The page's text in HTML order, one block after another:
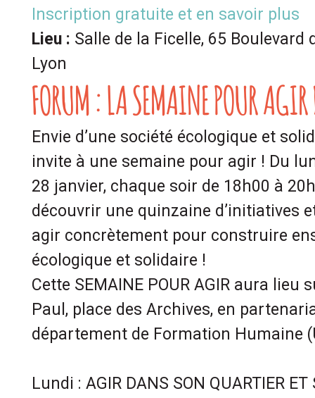
Inscription gratuite et en savoir plus
Lieu : Salle de la Ficelle, 65 Boulevard
Lyon
FORUM : LA SEMAINE POUR
Envie d’une société écologique et
invite à une semaine pour agir ! Du
28 janvier, chaque soir de 18h00 à
découvrir une quinzaine d’initiatives
agir concrètement pour construire
écologique et solidaire !
Cette SEMAINE POUR AGIR aura lieu
Paul, place des Archives, en
département de Formation Humaine
Lundi : AGIR DANS SON QUARTIER